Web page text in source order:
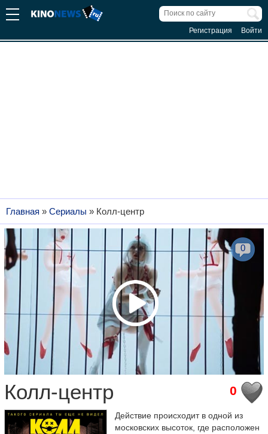
Регистрация Войти
Главная » Сериалы » Колл-центр
0
0
Колл-центр
Действие происходит в одной из
московских высоток, где расположен